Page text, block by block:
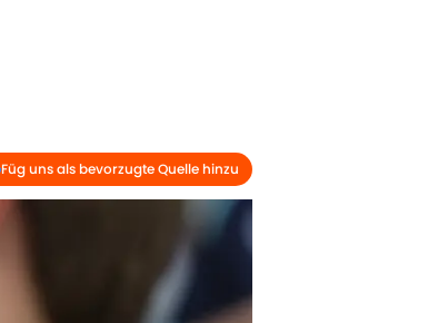
Füg uns als bevorzugte Quelle hinzu